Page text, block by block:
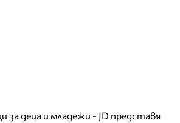
за деца и младежи - JD представя